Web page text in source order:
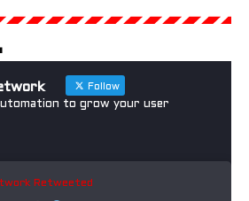
Follow
to grow your user
Retweeted